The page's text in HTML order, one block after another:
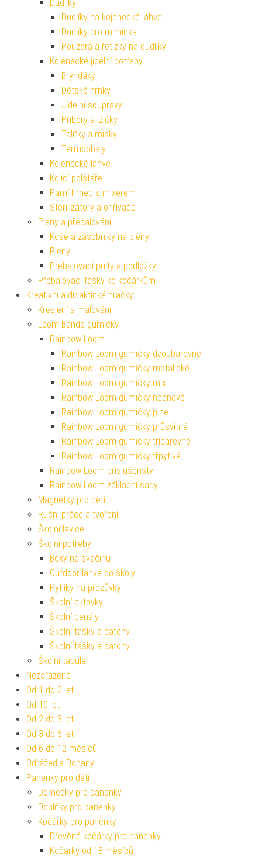
Dudlíky
Dudlíky na kojenecké láhve
Dudlíky pro miminka
Pouzdra a řetízky na dudlíky
Kojenecké jídelní potřeby
Bryndáky
Dětské hrnky
Jídelní soupravy
Příbory a lžičky
Talířky a misky
Termoobaly
Kojenecké láhve
Kojící polštáře
Parní hrnec s mixérem
Sterilizátory a ohřívače
Pleny a přebalování
Koše a zásobníky na pleny
Pleny
Přebalovací pulty a podložky
Přebalovací tašky ke kočárkům
Kreativní a didaktické hračky
Kreslení a malování
Loom Bands gumičky
Rainbow Loom
Rainbow Loom gumičky dvoubarevné
Rainbow Loom gumičky metalické
Rainbow Loom gumičky mix
Rainbow Loom gumičky neonové
Rainbow Loom gumičky plné
Rainbow Loom gumičky průsvitné
Rainbow Loom gumičky tříbarevné
Rainbow Loom gumičky třpytivé
Rainbow Loom příslušenství
Rainbow Loom základní sady
Magnetky pro děti
Ruční práce a tvoření
Školní lavice
Školní potřeby
Boxy na svačinu
Outdoor láhve do školy
Pytlíky na přezůvky
Školní aktovky
Školní penály
Školní tašky a batohy
Školní tašky a batohy
Školní tabule
Nezařazené
Od 1 do 2 let
Od 10 let
Od 2 do 3 let
Od 3 do 6 let
Od 6 do 12 měsíců
Odrážedla Dohány
Panenky pro děti
Domečky pro panenky
Doplňky pro panenky
Kočárky pro panenky
Dřevěné kočárky pro panenky
Kočárky od 18 měsíců